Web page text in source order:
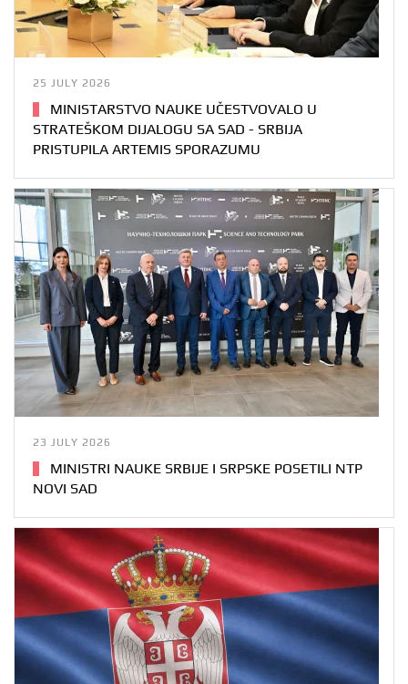
25 JULY 2026
MINISTARSTVO NAUKE UČESTVOVALO U
STRATEŠKOM DIJALOGU SA SAD - SRBIJA
PRISTUPILA ARTEMIS SPORAZUMU
23 JULY 2026
MINISTRI NAUKE SRBIJE I SRPSKE POSETILI NTP
NOVI SAD